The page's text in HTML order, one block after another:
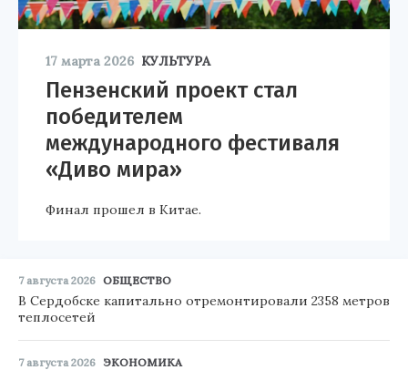
17 марта 2026 КУЛЬТУРА
Пензенский проект стал
победителем
международного фестиваля
«Диво мира»
Финал прошел в Китае.
7 августа 2026 ОБЩЕСТВО
В Сердобске капитально отремонтировали 2358 метров
теплосетей
7 августа 2026 ЭКОНОМИКА